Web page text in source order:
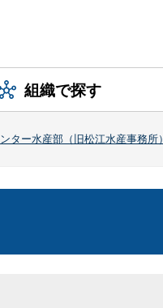
組織で探す
ター水産部（旧松江水産事務所）